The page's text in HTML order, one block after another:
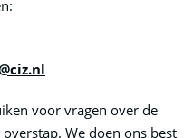
voor vragen over de
We doen ons best